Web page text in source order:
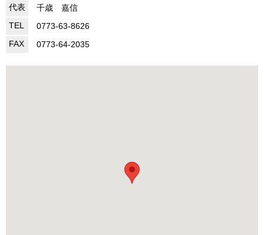
代表
千歳 嘉信
TEL
0773-63-8626
FAX
0773-64-2035